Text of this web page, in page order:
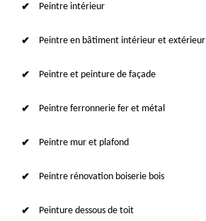
Peintre intérieur
Peintre en bâtiment intérieur et extérieur
Peintre et peinture de façade
Peintre ferronnerie fer et métal
Peintre mur et plafond
Peintre rénovation boiserie bois
Peinture dessous de toit